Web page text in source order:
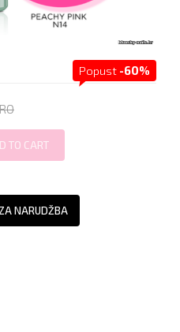
Popust -60%
NARUDŽBA